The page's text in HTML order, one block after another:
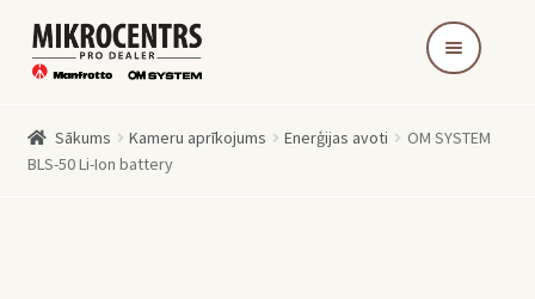
Skip
to
Skip
to
Sākums Kameru aprīkojums Enerģijas avoti
OM SYSTEM
BLS-50 Li-Ion battery